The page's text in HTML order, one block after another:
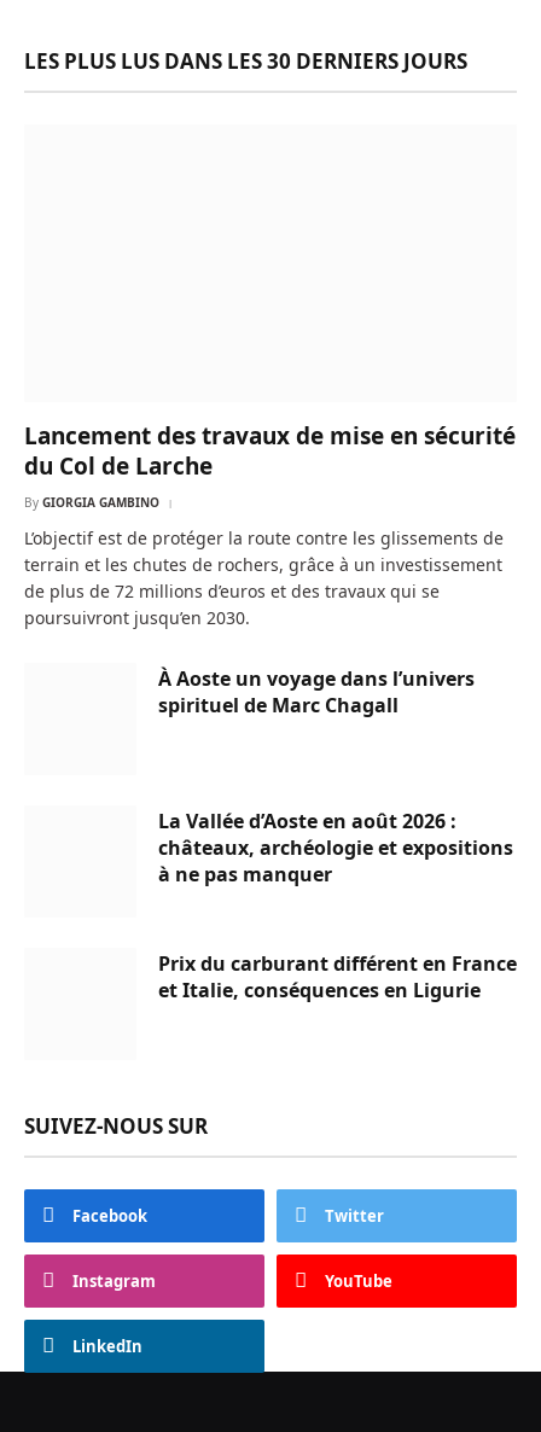
LES PLUS LUS DANS LES 30 DERNIERS JOURS
Lancement des travaux de mise en sécurité
du Col de Larche
By GIORGIA GAMBINO
L’objectif est de protéger la route contre les glissements de
terrain et les chutes de rochers, grâce à un investissement
de plus de 72 millions d’euros et des travaux qui se
poursuivront jusqu’en 2030.
À Aoste un voyage dans l’univers
spirituel de Marc Chagall
La Vallée d’Aoste en août 2026 :
châteaux, archéologie et expositions
à ne pas manquer
Prix du carburant différent en France
et Italie, conséquences en Ligurie
SUIVEZ-NOUS SUR
Facebook Twitter
Instagram YouTube
LinkedIn